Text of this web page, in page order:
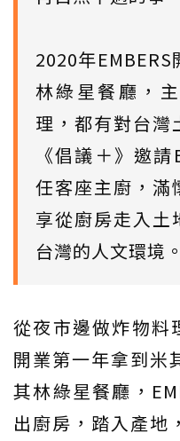
2020年
林綠星餐廳，
理，都有對台灣
《倡議＋》邀
任客座主廚，滿
享從廚房走入土
台灣的人文環境。
從夜市邊做炸物料
開業第一年拿到米
其林綠星餐廳，
出廚房，踏入產地